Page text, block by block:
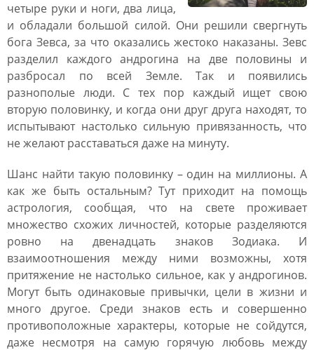
четыре руки и ноги, два лица,
и обладали большой силой. Они решили свергнуть
бога Зевса, за что оказались жестоко наказаны. Зевс
разделил каждого андрогина на две половины и
разбросал по всей Земле. Так и появились
разнополые люди. С тех пор каждый ищет свою
вторую половинку, и когда они друг друга находят, то
испытывают настолько сильную привязанность, что
не желают расставаться даже на минуту.
Шанс найти такую половинку – один на миллионы. А
как же быть остальным? Тут приходит на помощь
астрология, сообщая, что на свете проживает
множество схожих личностей, которые разделяются
ровно на двенадцать знаков Зодиака. И
взаимоотношения между ними возможны, хотя
притяжение не настолько сильное, как у андрогинов.
Могут быть одинаковые привычки, цели в жизни и
много другое. Среди знаков есть и совершенно
противоположные характеры, которые не сойдутся,
даже несмотря на самую горячую любовь между